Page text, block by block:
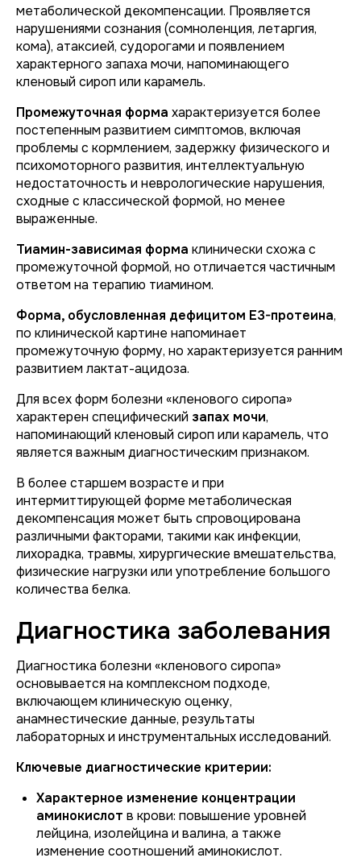
метаболической декомпенсации. Проявляется
нарушениями сознания (сомноленция, летаргия,
кома), атаксией, судорогами и появлением
характерного запаха мочи, напоминающего
кленовый сироп или карамель.
Промежуточная форма характеризуется более
постепенным развитием симптомов, включая
проблемы с кормлением, задержку физического и
психомоторного развития, интеллектуальную
недостаточность и неврологические нарушения,
сходные с классической формой, но менее
выраженные.
Тиамин-зависимая форма клинически схожа с
промежуточной формой, но отличается частичным
ответом на терапию тиамином.
Форма, обусловленная дефицитом Е3-протеина,
по клинической картине напоминает
промежуточную форму, но характеризуется ранним
развитием лактат-ацидоза.
Для всех форм болезни «кленового сиропа»
характерен специфический запах мочи,
напоминающий кленовый сироп или карамель, что
является важным диагностическим признаком.
В более старшем возрасте и при
интермиттирующей форме метаболическая
декомпенсация может быть спровоцирована
различными факторами, такими как инфекции,
лихорадка, травмы, хирургические вмешательства,
физические нагрузки или употребление большого
количества белка.
Диагностика заболевания
Диагностика болезни «кленового сиропа»
основывается на комплексном подходе,
включающем клиническую оценку,
анамнестические данные, результаты
лабораторных и инструментальных исследований.
Ключевые диагностические критерии:
Характерное изменение концентрации
аминокислот в крови: повышение уровней
лейцина, изолейцина и валина, а также
изменение соотношений аминокислот.